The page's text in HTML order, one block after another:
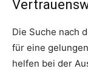
Die Suche nach
für eine
helfen bei der